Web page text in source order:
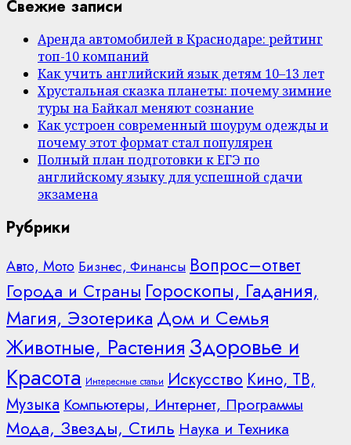
Свежие записи
Аренда автомобилей в Краснодаре: рейтинг
топ-10 компаний
Как учить английский язык детям 10–13 лет
Хрустальная сказка планеты: почему зимние
туры на Байкал меняют сознание
Как устроен современный шоурум одежды и
почему этот формат стал популярен
Полный план подготовки к ЕГЭ по
английскому языку для успешной сдачи
экзамена
Рубрики
Авто, Мото Бизнес, Финансы Вопрос–ответ
Города и Страны Гороскопы, Гадания,
Магия, Эзотерика Дом и Семья
Животные, Растения Здоровье и
Красота Интересные статьи Искусство Кино, ТВ,
Музыка Компьютеры, Интернет, Программы
Мода, Звезды, Стиль Наука и Техника